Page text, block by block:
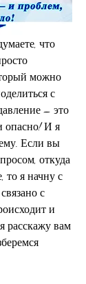
что
можно
с
– это
опасно! И я
Если вы
откуда
то я начну с
с
и
расскажу вам